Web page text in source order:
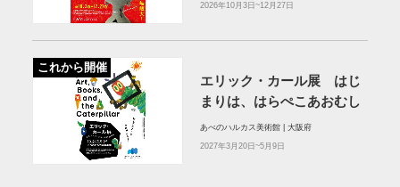
2026年10月3日~12月27日
これから開催
エリック・カール展 はじ
まりは、はらぺこあおむし
あべのハルカス美術館 | 大阪府
2027年3月20日~5月9日